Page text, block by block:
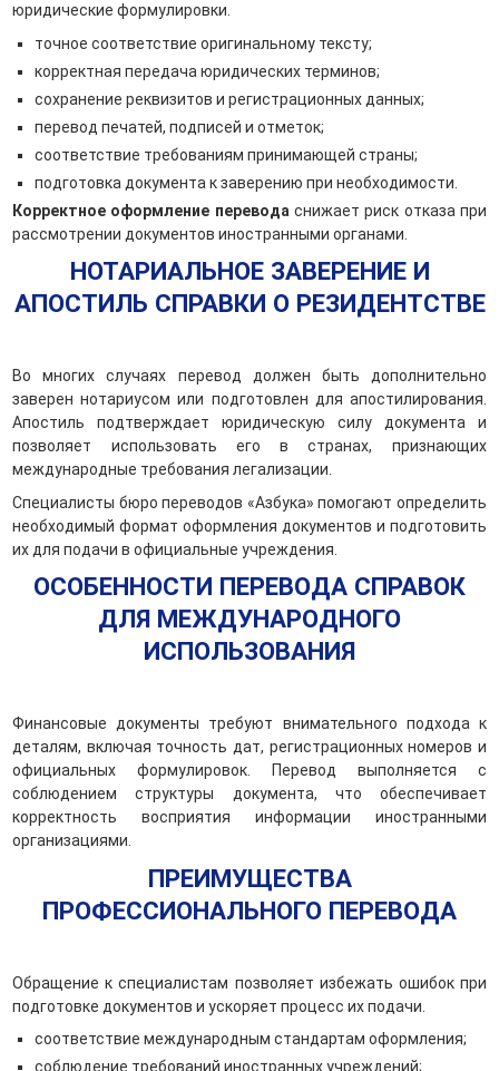
юридические формулировки.
точное соответствие оригинальному тексту;
корректная передача юридических терминов;
сохранение реквизитов и регистрационных данных;
перевод печатей, подписей и отметок;
соответствие требованиям принимающей страны;
подготовка документа к заверению при необходимости.
Корректное оформление перевода снижает риск отказа при
рассмотрении документов иностранными органами.
НОТАРИАЛЬНОЕ ЗАВЕРЕНИЕ И
АПОСТИЛЬ СПРАВКИ О РЕЗИДЕНТСТВЕ
Во многих случаях перевод должен быть дополнительно
заверен нотариусом или подготовлен для апостилирования.
Апостиль подтверждает юридическую силу документа и
позволяет использовать его в странах, признающих
международные требования легализации.
Специалисты бюро переводов «Азбука» помогают определить
необходимый формат оформления документов и подготовить
их для подачи в официальные учреждения.
ОСОБЕННОСТИ ПЕРЕВОДА СПРАВОК
ДЛЯ МЕЖДУНАРОДНОГО
ИСПОЛЬЗОВАНИЯ
Финансовые документы требуют внимательного подхода к
деталям, включая точность дат, регистрационных номеров и
официальных формулировок. Перевод выполняется с
соблюдением структуры документа, что обеспечивает
корректность восприятия информации иностранными
организациями.
ПРЕИМУЩЕСТВА
ПРОФЕССИОНАЛЬНОГО ПЕРЕВОДА
Обращение к специалистам позволяет избежать ошибок при
подготовке документов и ускоряет процесс их подачи.
соответствие международным стандартам оформления;
соблюдение требований иностранных учреждений;